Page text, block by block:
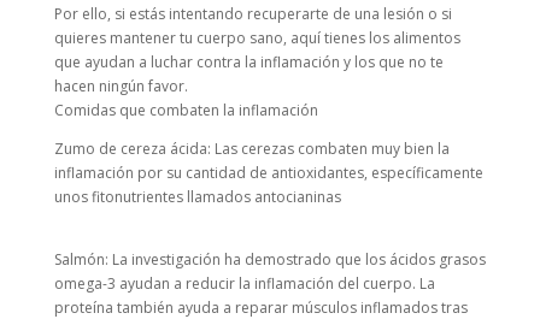
Por ello, si estás intentando recuperarte de una lesión o si
quieres mantener tu cuerpo sano, aquí tienes los alimentos
que ayudan a luchar contra la inflamación y los que no te
hacen ningún favor.
Comidas que combaten la inflamación
Zumo de cereza ácida: Las cerezas combaten muy bien la
inflamación por su cantidad de antioxidantes, específicamente
unos fitonutrientes llamados antocianinas
Salmón: La investigación ha demostrado que los ácidos grasos
omega-3 ayudan a reducir la inflamación del cuerpo. La
proteína también ayuda a reparar músculos inflamados tras